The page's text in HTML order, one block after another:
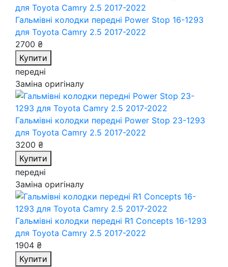
Гальмівні колодки передні Power Stop 16-1293
для Toyota Camry 2.5 2017-2022
2700 ₴
Купити
передні
Заміна оригіналу
Гальмівні колодки передні Power Stop 23-1293
для Toyota Camry 2.5 2017-2022
3200 ₴
Купити
передні
Заміна оригіналу
Гальмівні колодки передні R1 Concepts 16-1293
для Toyota Camry 2.5 2017-2022
1904 ₴
Купити